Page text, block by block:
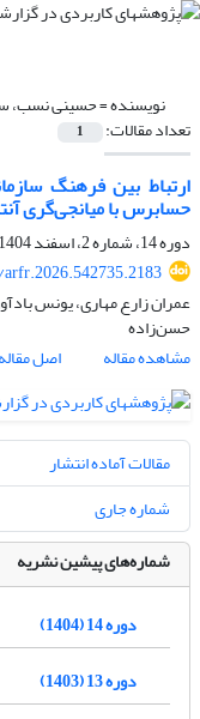
نویسنده =حسینی نسب،
تعداد مقالات: 1
ارتباط بین فرهنگ
حسابرس با میانجی‌گری
دوره 14، شماره 2، اسفند 1404، صفحه
عمران زارع مهاری، یونس
حسن‌زاده
مشاهده مقاله
اصل مقاله
مقالات آماده انتشار
شماره جاری
شماره‌های پیشین نشریه
دوره 14 (1404)
دوره 13 (1403)